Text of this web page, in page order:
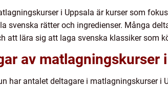
i Uppsala är kurser som
svenska rätter och ingredienser. Många
att lära sig att laga svenska klassiker som
av matlagningskurser
har antalet deltagare i matlagningskurser i